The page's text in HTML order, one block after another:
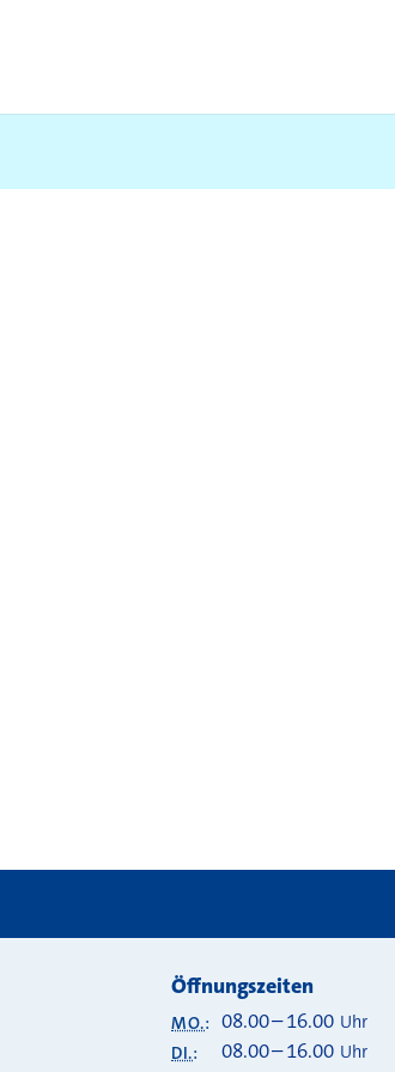
Öffnungszeiten
MO.: 08.00–16.00 Uhr
DI.: 08.00–16.00 Uhr